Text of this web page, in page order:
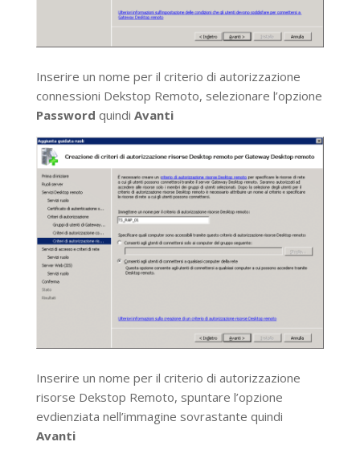
Inserire un nome per il criterio di autorizzazione
connessioni Dekstop Remoto, selezionare l’opzione
Password quindi Avanti
Inserire un nome per il criterio di autorizzazione
risorse Dekstop Remoto, spuntare l’opzione
evdienziata nell’immagine sovrastante quindi
Avanti